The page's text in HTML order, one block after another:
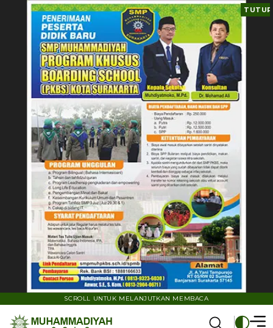
TUTUP
SCROLL UNTUK MELANJUTKAN MEMBACA